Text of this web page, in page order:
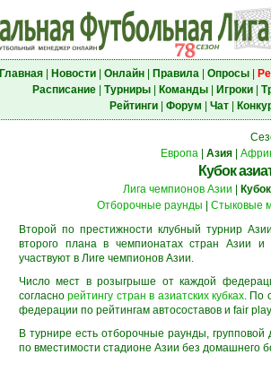
Главная| Новости| Онлайн| Правила| Опросы|
Расписание| Турниры| Команды| Игроки|
Рейтинги| Форум Чат|
Европа
Азия
Кубок
Лига чемпионов Азии
Отборочные раунды
Стыковые
Второй по престижности клубный турнир
второго плана в чемпионатах стран Азии
участвуют в Лиге чемпионов Азии.
Число мест в розыгрыше от каждой
согласнорейтингу стран в азиатских кубках. По
федерации по рейтингам автосоставов и fair
В турнире есть отборочные раунды,
по вместимости стадионе Азии без домашнего